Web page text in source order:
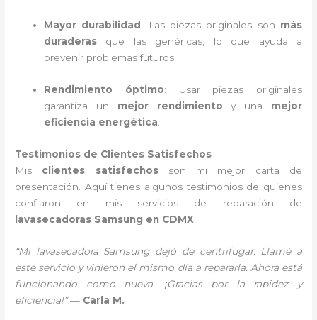
Mayor durabilidad : Las piezas originales son más
duraderas que las genéricas, lo que ayuda a
prevenir problemas futuros.
Rendimiento óptimo: Usar piezas originales
garantiza un mejor rendimiento y una mejor
eficiencia energética
Testimonios de Clientes Satisfechos
Mis clientes satisfechosson mi mejor carta de
presentación. Aquí tienes algunos testimonios de quienes
confiaron en mis servicios de reparación de
lavasecadoras Samsung en CDMX:
“Mi lavasecadora Samsung dejó de centrifugar. Llamé a
este servicio y vinieron el mismo día a repararla. Ahora está
funcionando como nueva. ¡Gracias por la rapidez y
eficiencia!”— Carla M.